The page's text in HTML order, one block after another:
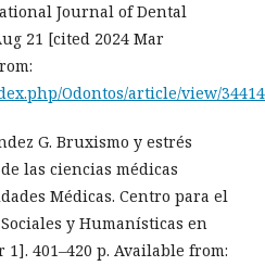
Journal of Dental
21 [cited 2024 Mar
Odontos/article/view/
G. Bruxismo y estrés
las ciencias médicas
Médicas. Centro para el
y Humanísticas en
401–420 p. Available from: